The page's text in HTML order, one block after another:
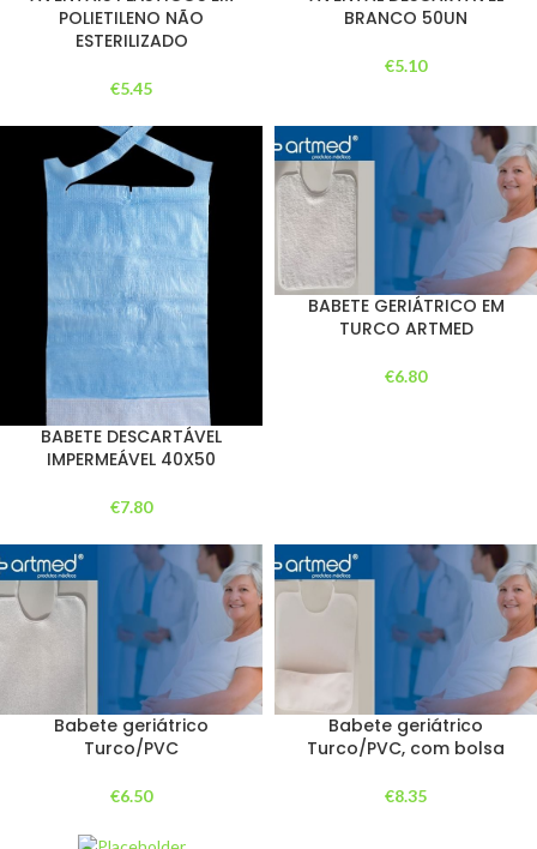
POLIETILENO NÃO
ESTERILIZADO
€5.45
BRANCO 50UN
€5.10
BABETE DESCARTÁVEL
IMPERMEÁVEL 40X50
€7.80
BABETE GERIÁTRICO EM
TURCO ARTMED
€6.80
Babete geriátrico
Turco/PVC
€6.50
Babete geriátrico
Turco/PVC, com bolsa
€8.35